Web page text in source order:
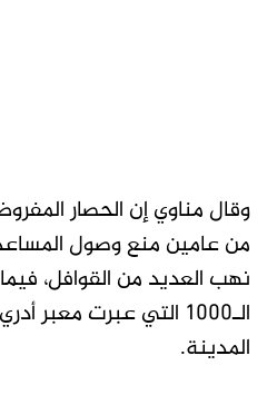
وقال مناوي إن الحصار
من عامين منع وصول
نهب العديد من القوافل،
الـ1000 التي عبرت معبر
المدينة.